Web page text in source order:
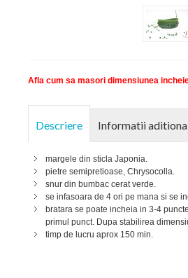
Afla cum sa masori dimensiunea
Descriere Informatii
margele din sticla Japonia.
pietre semipretioase, Chrysocolla.
snur din bumbac cerat verde.
se infasoara de 4 ori pe mana si se
bratara se poate incheia in 3-4
primul punct. Dupa stabilirea
timp de lucru aprox 150 min.